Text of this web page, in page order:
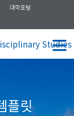
대학포털
Studies
플릿